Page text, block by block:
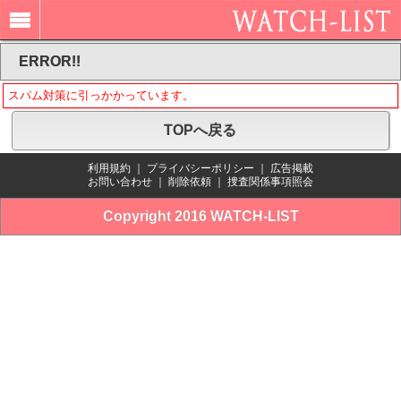
ERROR!!
スパム対策に引っかかっています。
TOPへ戻る
利用規約 プライバシーポリシー
広告掲載
お問い合わせ
削除依頼 捜査関係事項照会
Copyright 2016 WATCH-LIST